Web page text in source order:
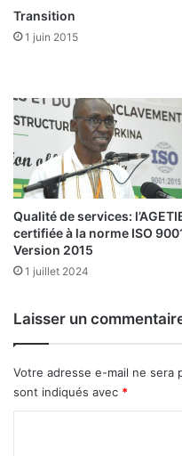
M
d
0
o
c
t
b
r
e
2
0
r
o
e
s
â
g
é
e
s
:
c
o
e
n
e
Transition
1 juin 2015
Qualité de services:
certifiée à la norme ISO
Version 2015
1 juillet 2024
Laisser un
Votre adresse e-mail ne sera
sont indiqués avec *